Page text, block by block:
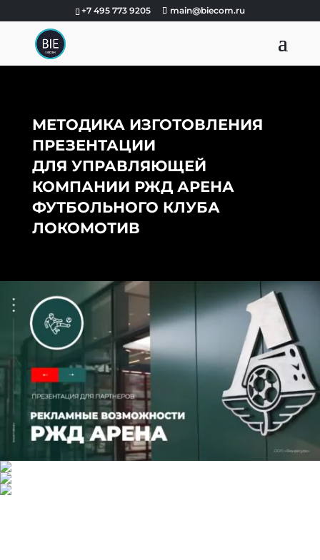
+7 495 773 9205 main@biecom.ru
МЕТОДИКА ИЗГОТОВЛЕНИЯ
ПРЕЗЕНТАЦИИ
ДЛЯ УПРАВЛЯЮЩЕЙ
КОМПАНИИ РЖД АРЕНА
ФУТБОЛЬНОГО КЛУБА
ЛОКОМОТИВ